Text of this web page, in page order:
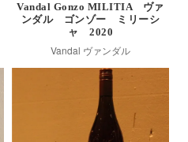
Vandal Gonzo MILITIA ヴァ
ンダル ゴンゾー ミリーシ
ャ 2020
Vandal ヴァンダル